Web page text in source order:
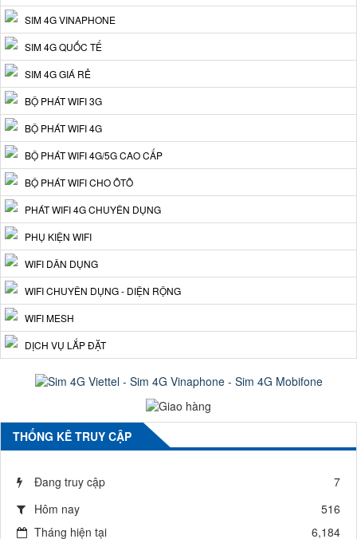
SIM 4G VINAPHONE
SIM 4G QUỐC TẾ
SIM 4G GIÁ RẺ
BỘ PHÁT WIFI 3G
BỘ PHÁT WIFI 4G
BỘ PHÁT WIFI 4G/5G CAO CẤP
BỘ PHÁT WIFI CHO ÔTÔ
PHÁT WIFI 4G CHUYÊN DỤNG
PHỤ KIỆN WIFI
WIFI DÂN DỤNG
WIFI CHUYÊN DỤNG - DIỆN RỘNG
WIFI MESH
DỊCH VỤ LẮP ĐẶT
THỐNG KÊ TRUY CẬP
Đang truy cập
7
Hôm nay
516
Tháng hiện tại
6,184